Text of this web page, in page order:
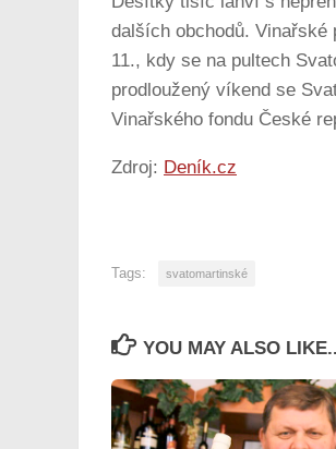
dalších obchodů.
11., kdy se na pultech
prodloužený víkend se
Vinařského fondu České
Zdroj: Deník.cz
Tags: svatomartinské
YOU MAY ALSO